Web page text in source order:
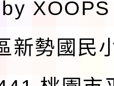
XOOPS
新勢國民